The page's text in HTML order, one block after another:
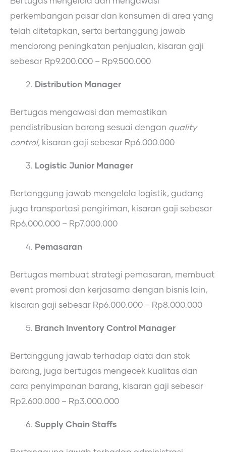
perkembangan pasar dan konsumen di area yang
telah ditetapkan, serta bertanggung jawab
mendorong peningkatan penjualan, kisaran gaji
sebesar Rp9.200.000 – Rp9.500.000
Distribution Manager
Bertugas mengawasi dan memastikan
pendistribusian barang sesuai dengan quality
control, kisaran gaji sebesar Rp6.000.000
Logistic Junior Manager
Bertanggung jawab mengelola logistik, gudang
juga transportasi pengiriman, kisaran gaji sebesar
Rp6.000.000 – Rp7.000.000
Pemasaran
Bertugas membuat strategi pemasaran, membuat
event promosi dan kerjasama dengan bisnis lain,
kisaran gaji sebesar Rp6.000.000 – Rp8.000.000
Branch Inventory Control Manager
Bertanggung jawab terhadap data dan stok
barang, juga bertugas mengecek kualitas dan
cara penyimpanan barang, kisaran gaji sebesar
Rp2.600.000 – Rp3.000.000
Supply Chain Staffs